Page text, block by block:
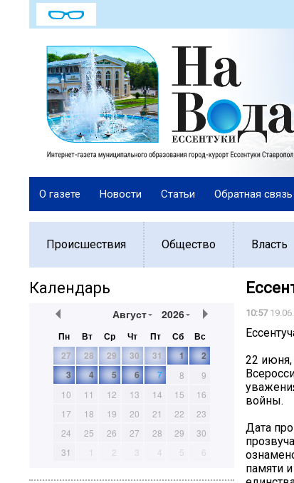
О газете Новости Статьи Обратная связь
Происшествия Общество Власть
Календарь
Август 2026
Пн Вт Ср Чт Пт Сб
Вс
27
28 29 30 31 1
2
3
4 5 6 7 8
9
10
11 12 13 14 15
16
17
18 19 20 21 22
23
24
25 26 27 28 29
30
31
1 2 3 4 5 6
10:57
22 июня,
войны.
Дата
памяти